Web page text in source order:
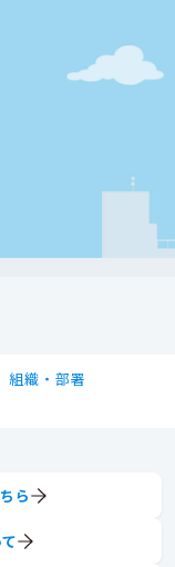
組織・部署
ら